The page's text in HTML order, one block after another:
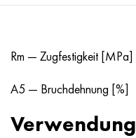
Rm — Zugfestigkeit [MPa]
A5 — Bruchdehnung [%]
Verwendung